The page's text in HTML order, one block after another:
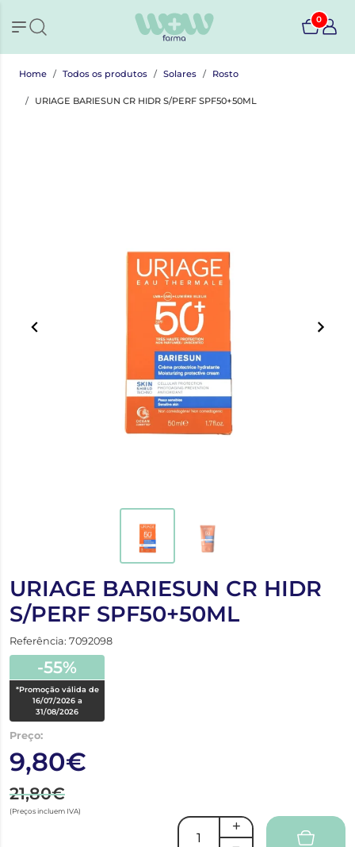
0
Home Todos os produtos Solares Rosto
URIAGE BARIESUN CR HIDR S/PERF SPF50+50ML
URIAGE BARIESUN CR HIDR
S/PERF SPF50+50ML
Referência: 7092098
-55%
*Promoção válida de
16/07/2026 a
31/08/2026
Preço:
9,80€
21,80€
(Preços incluem IVA)